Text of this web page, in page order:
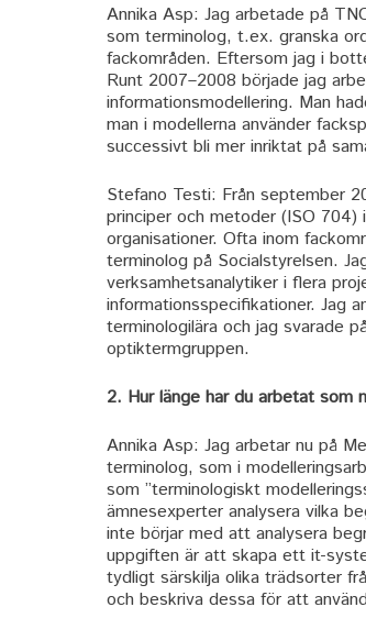
Annika Asp: Jag arbetade på
som terminolog, t.ex. granska
fackområden. Eftersom jag i
Runt 2007–2008 började jag
informationsmodellering. Man
man i modellerna använder
successivt bli mer inriktat på
Stefano Testi: Från september
principer och metoder (ISO 704)
organisationer. Ofta inom
terminolog på Socialstyrelsen.
verksamhetsanalytiker i flera
informationsspecifikationer. Jag
terminologilära och jag svarade
optiktermgruppen.
2. Hur länge har du arbetat som
Annika Asp: Jag arbetar nu på
terminolog, som i
som ”terminologiskt
ämnesexperter analysera vilka
inte börjar med att analysera
uppgiften är att skapa ett it-
tydligt särskilja olika trädsorter
och beskriva dessa för att